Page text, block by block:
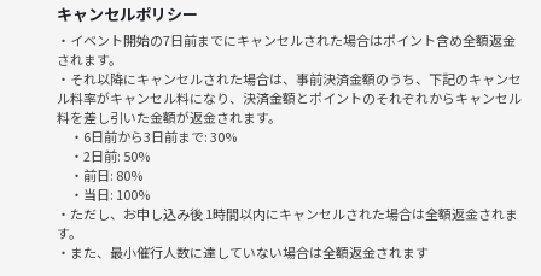
https://boardway.jp/
飲食物持ち込みOK！(アルコールNG)
途中参加＆退出OK！
---------------------------
イベント開催時間18〜23時まで同じ料金ですので、長く遊んだ方がお
得！(最終受付は22時)
途中参加＆退出可能ですが、ゲーム選びのため、参加が遅れる場合は事
キャンセルポリシー
・イベント開始の7日前までにキャンセルされた場合はポイント含め全額返金
されます。
・それ以降にキャンセルされた場合は、事前決済金額のうち、下記のキャンセ
ル料率がキャンセル料になり、決済金額とポイントのそれぞれからキャンセル
料を差し引いた金額が返金されます。
・6日前から3日前まで: 30%
・2日前: 50%
・前日: 80%
・当日: 100%
・ただし、お申し込み後 1時間以内にキャンセルされた場合は全額返金されま
す。
・また、最小催行人数に達していない場合は全額返金されます